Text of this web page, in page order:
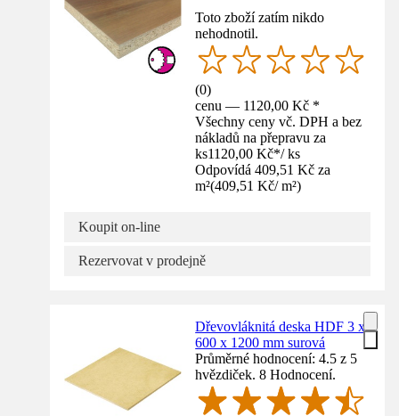
Toto zboží zatím nikdo
nehodnotil.
(0)
cenu — 1120,00 Kč *
Všechny ceny vč. DPH a bez
nákladů na přepravu za
ks1120,00 Kč*/ ks
Odpovídá 409,51 Kč za
m²(409,51 Kč/ m²)
Koupit on-line
Rezervovat v prodejně
Dřevovláknitá deska HDF 3 x
600 x 1200 mm surová
Průměrné hodnocení: 4.5 z 5
hvězdiček. 8 Hodnocení.